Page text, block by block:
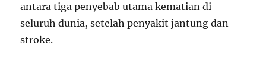
antara tiga penyebab utama kematian di
seluruh dunia, setelah penyakit jantung dan
stroke.